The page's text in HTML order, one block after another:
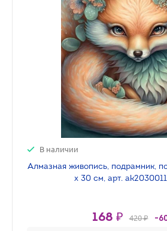
В наличии
Алмазная живопись, подрамник,
х 30 см, арт.
168 ₽ 420 ₽ -